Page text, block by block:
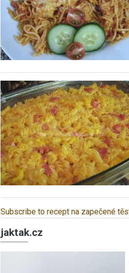
Subscribe to recept na zapečené
jaktak.cz